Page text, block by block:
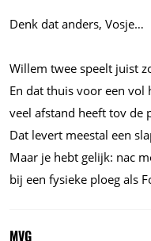
Denk dat anders, Vosje…
Willem twee speelt juist
En dat thuis voor een vol
veel afstand heeft tov de
Dat levert meestal een
Maar je hebt gelijk: nac
bij een fysieke ploeg als
MVG